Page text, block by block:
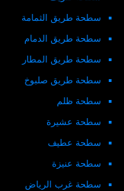
سطحة طريق الثمامة
سطحة طريق الدمام
سطحة طريق المطار
سطحة طريق صلبوخ
سطحة ظلم
سطحة عشيرة
سطحة عطيف
سطحة عنيزة
سطحة غرب الرياض